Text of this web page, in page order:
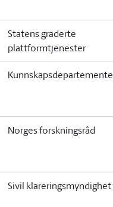
Statens graderte
plattformtjenester
Norges forskningsråd
Sivil klareringsmyndighet